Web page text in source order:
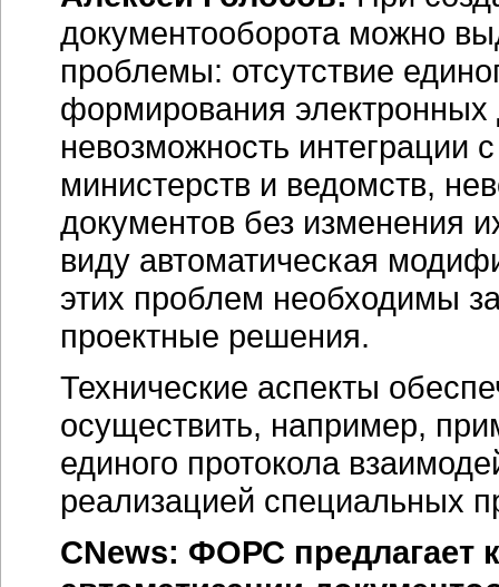
документооборота можно
проблемы: отсутствие
формирования электронных
невозможность интеграции
министерств и ведомств,
документов без изменения
виду автоматическая
этих проблем необходимы
проектные решения.
Технические аспекты
осуществить, например,
единого протокола
реализацией специальных п
CNews: ФОРС предлагает